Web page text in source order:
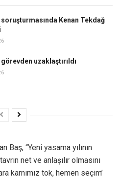
Kenan Tekdağ
görevden uzaklaştırıldı
Baş, “Yeni yasama yılının
net ve anlaşılır olmasını
karnımız tok, hemen seçim’